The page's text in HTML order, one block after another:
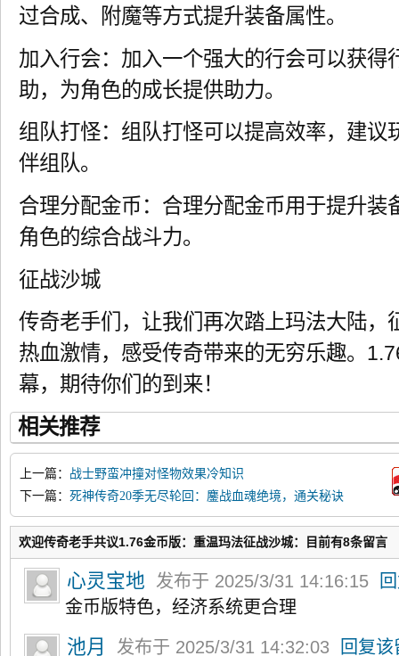
过合成、附魔等方式提升装备属性。
加入行会：加入一个强大的行会可以获得
助，为角色的成长提供助力。
组队打怪：组队打怪可以提高效率，建议
伴组队。
合理分配金币：合理分配金币用于提升装
角色的综合战斗力。
征战沙城
传奇老手们，让我们再次踏上玛法大陆，
热血激情，感受传奇带来的无穷乐趣。
幕，期待你们的到来！
相关推荐
上一篇： 战士野蛮冲撞对怪物效果冷知识
下一篇： 死神传奇20季无尽轮回：鏖战血魂绝境，通关秘诀
大揭秘
欢迎传奇老手共议1.76金币版：重温玛法征战沙城：目前有8条留言
心灵宝地 发布于 2025/3/31 14:16:15
金币版特色，经济系统更合理
池月 发布于 2025/3/31 14:32:03 回复